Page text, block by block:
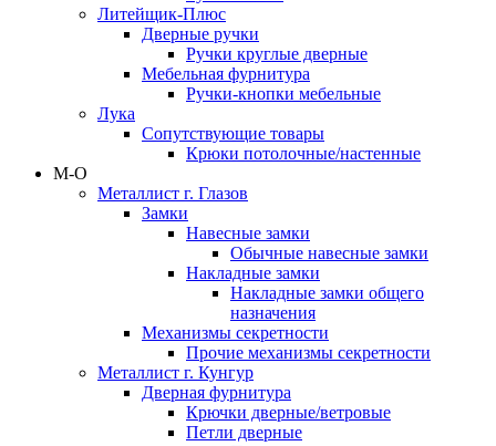
Литейщик-Плюс
Дверные ручки
Ручки круглые дверные
Мебельная фурнитура
Ручки-кнопки мебельные
Лука
Сопутствующие товары
Крюки потолочные/настенные
М-О
Металлист г. Глазов
Замки
Навесные замки
Обычные навесные замки
Накладные замки
Накладные замки общего
назначения
Механизмы секретности
Прочие механизмы секретности
Металлист г. Кунгур
Дверная фурнитура
Крючки дверные/ветровые
Петли дверные